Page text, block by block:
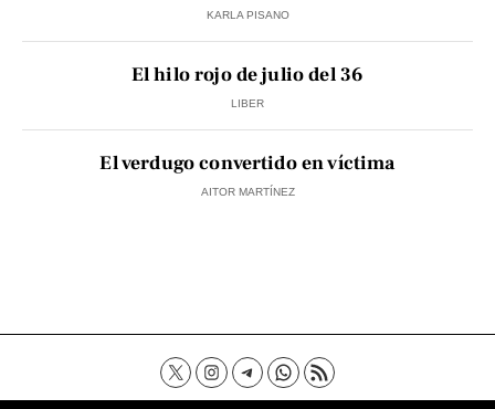
KARLA PISANO
El hilo rojo de julio del 36
LIBER
El verdugo convertido en víctima
AITOR MARTÍNEZ